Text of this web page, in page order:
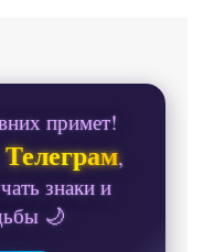
примет!
Телеграм,
знаки и
🌙